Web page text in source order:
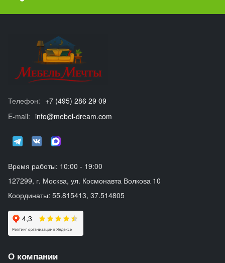
Телефон: +7 (495) 286 29 09
E-mail: info@mebel-dream.com
Время работы: 10:00 - 19:00
127299, г. Москва, ул. Космонавта Волкова 10
Координаты: 55.815413, 37.514805
О компании